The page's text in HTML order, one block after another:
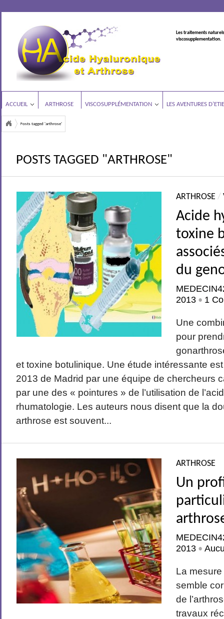
Les traitements
viscosupplementation.
ACCUEIL ARTHROSE VISCOSUPPLÉMENTATION LES AVENTURES
Posts tagged 'arthrose'
POSTS TAGGED "ARTHROSE"
ARTHROSE /
Acide
toxine
du
2013 • 1
Une
pour
et toxine botulinique. Une étude intéressante
2013 de Madrid par une équipe de chercheurs
par une des « pointures » de l’utilisation de
rhumatologie. Les auteurs nous disent que la
arthrose est souvent...
ARTHROSE
Un
2013 •
La
semble
de
travaux